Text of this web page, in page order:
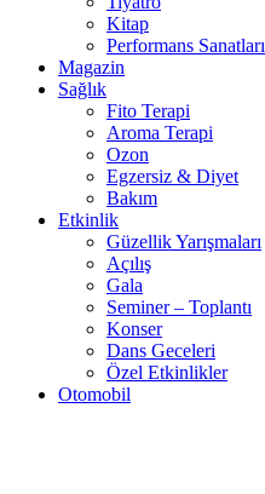
Kitap
Performans Sanatları
Magazin
Sağlık
Fito Terapi
Aroma Terapi
Ozon
Egzersiz & Diyet
Bakım
Etkinlik
Güzellik Yarışmaları
Açılış
Gala
Seminer – Toplantı
Konser
Dans Geceleri
Özel Etkinlikler
Otomobil